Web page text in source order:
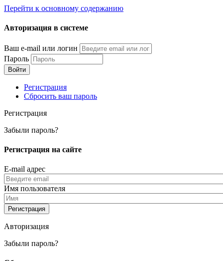
Перейти к основному содержанию
Авторизация в системе
Ваш e-mail или логин
Пароль
Регистрация
Сбросить ваш пароль
Регистрация
Забыли пароль?
Регистрация на сайте
E-mail адрес
Имя пользователя
Авторизация
Забыли пароль?